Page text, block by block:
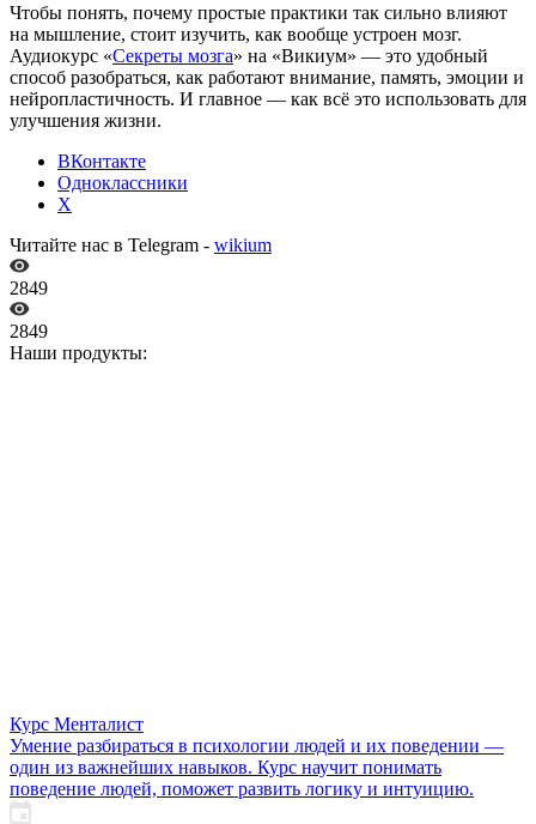
Чтобы понять, почему простые практики так сильно влияют
на мышление, стоит изучить, как вообще устроен мозг.
Аудиокурс «Секреты мозга» на «Викиум» — это удобный
способ разобраться, как работают внимание, память, эмоции и
нейропластичность. И главное — как всё это использовать для
улучшения жизни.
ВКонтакте
Одноклассники
X
Читайте нас в Telegram - wikium
2849
2849
Наши продукты:
Курс Менталист
Умение разбираться в психологии людей и их поведении —
один из важнейших навыков. Курс научит понимать
поведение людей, поможет развить логику и интуицию.